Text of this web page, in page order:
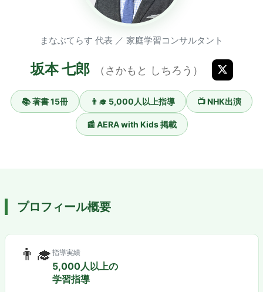
まなぶてらす 代表 ／ 家庭学習コンサルタント
坂本 七郎 （さかもと しちろう）
📚 著書 15冊 👨‍🎓 5,000人以上指導 📺 NHK出演
📰 AERA with Kids 掲載
プロフィール概要
👨‍🎓 指導実績
5,000人以上の
学習指導